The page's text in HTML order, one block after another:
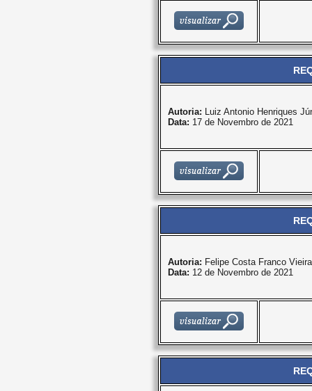
Autoria: Luiz Antonio Henriques
Data: 17 de Novembro de 2021
Autoria: Felipe Costa Franco Vieira
Data: 12 de Novembro de 2021